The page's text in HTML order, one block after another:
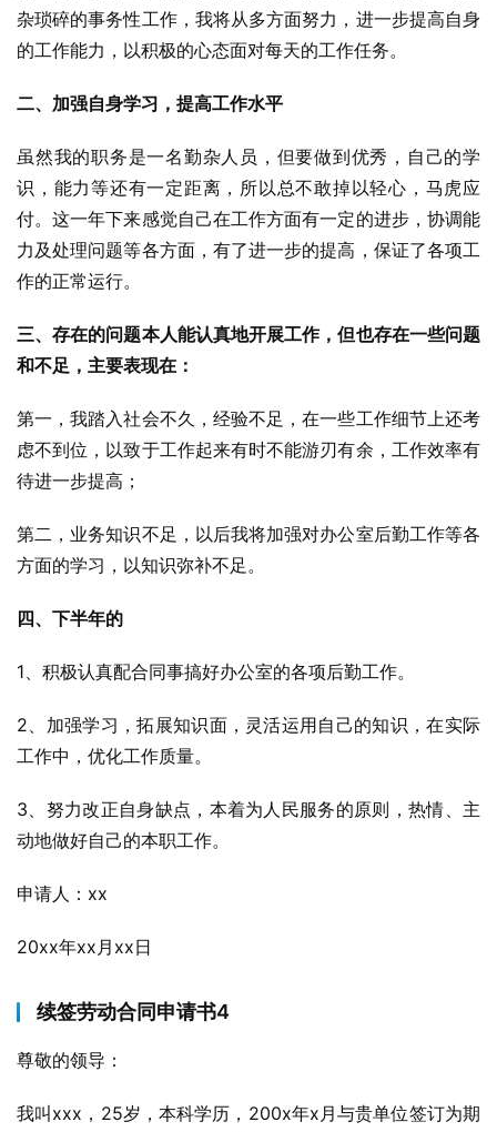
杂琐碎的事务性工作，我将从多方面努力，进一步提高自身
的工作能力，以积极的心态面对每天的工作任务。
二、加强自身学习，提高工作水平
虽然我的职务是一名勤杂人员，但要做到优秀，自己的学
识，能力等还有一定距离，所以总不敢掉以轻心，马虎应
付。这一年下来感觉自己在工作方面有一定的进步，协调能
力及处理问题等各方面，有了进一步的提高，保证了各项工
作的正常运行。
三、存在的问题本人能认真地开展工作，但也存在一些问题
和不足，主要表现在：
第一，我踏入社会不久，经验不足，在一些工作细节上还考
虑不到位，以致于工作起来有时不能游刃有余，工作效率有
待进一步提高；
第二，业务知识不足，以后我将加强对办公室后勤工作等各
方面的学习，以知识弥补不足。
四、下半年的
1、积极认真配合同事搞好办公室的各项后勤工作。
2、加强学习，拓展知识面，灵活运用自己的知识，在实际
工作中，优化工作质量。
3、努力改正自身缺点，本着为人民服务的原则，热情、主
动地做好自己的本职工作。
申请人：xx
20xx年xx月xx日
续签劳动合同申请书4
尊敬的领导：
我叫xxx，25岁，本科学历，200x年x月与贵单位签订为期